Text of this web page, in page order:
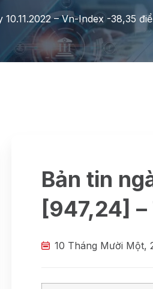
10.11.2022 – Vn-Index -38,35
Bản tin
[947,24] –
10 Tháng Mười Một,